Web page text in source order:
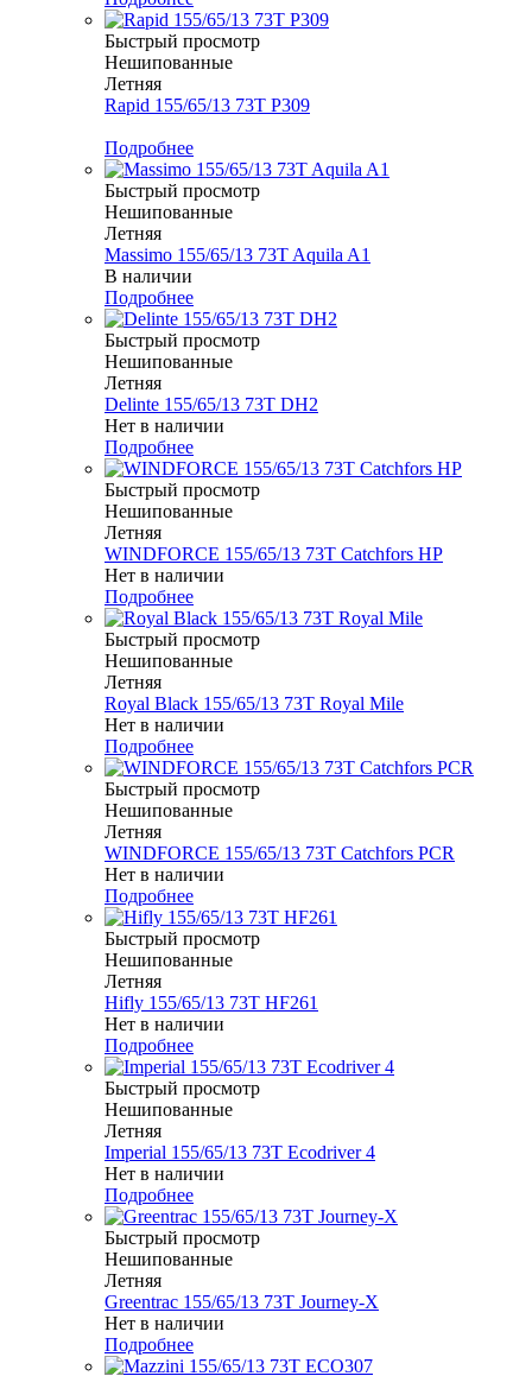
Быстрый просмотр
Нешипованные
Летняя
Rapid 155/65/13 73T P309
Подробнее
Быстрый просмотр
Нешипованные
Летняя
Massimo 155/65/13 73T Aquila A1
В наличии
Подробнее
Быстрый просмотр
Нешипованные
Летняя
Delinte 155/65/13 73T DH2
Нет в наличии
Подробнее
Быстрый просмотр
Нешипованные
Летняя
WINDFORCE 155/65/13 73T Catchfors HP
Нет в наличии
Подробнее
Быстрый просмотр
Нешипованные
Летняя
Royal Black 155/65/13 73T Royal Mile
Нет в наличии
Подробнее
Быстрый просмотр
Нешипованные
Летняя
WINDFORCE 155/65/13 73T Catchfors PCR
Нет в наличии
Подробнее
Быстрый просмотр
Нешипованные
Летняя
Hifly 155/65/13 73T HF261
Нет в наличии
Подробнее
Быстрый просмотр
Нешипованные
Летняя
Imperial 155/65/13 73T Ecodriver 4
Нет в наличии
Подробнее
Быстрый просмотр
Нешипованные
Летняя
Greentrac 155/65/13 73T Journey-X
Нет в наличии
Подробнее